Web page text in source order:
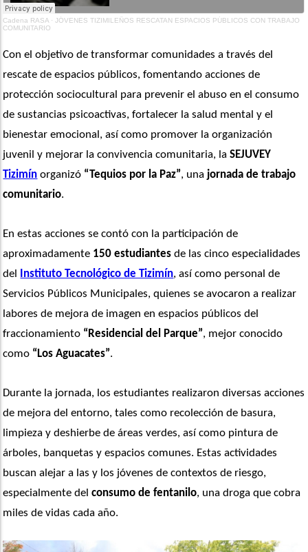
Cadena RASA ·JÓVENES TIZIMILEÑOS RESCATAN ESPACIOS PÚBLICOS CON TRABAJO
COMUNITARIO
Con el objetivo de transformar comunidades a través del
rescate de espacios públicos, fomentando acciones de
protección sociocultural para prevenir el abuso en el consumo
de sustancias psicoactivas, fortalecer la salud mental y el
bienestar emocional, así como promover la organización
juvenil y mejorar la convivencia comunitaria, la
Tizimín organizó “Tequios por la Paz”, una jornada de trabajo
comunitario.
En estas acciones se contó con la participación de
aproximadamente 150 estudiantes de las cinco especialidades
del
Instituto Tecnológico de Tizimín, así como personal de
Servicios Públicos Municipales, quienes se avocaron a realizar
labores de mejora de imagen en espacios públicos del
fraccionamiento “Residencial del Parque”, mejor conocido
como “Los Aguacates”.
Durante la jornada, los estudiantes realizaron diversas acciones
de mejora del entorno, tales como recolección de basura,
limpieza y deshierbe de áreas verdes, así como pintura de
árboles, banquetas y espacios comunes. Estas actividades
buscan alejar a las y los jóvenes de contextos de riesgo,
especialmente del consumo de fentanilo, una droga que cobra
miles de vidas cada año.